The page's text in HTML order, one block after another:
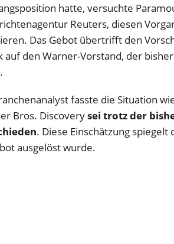
hatte, versuchte
Reuters, diesen
Das Gebot übertrifft den
auf den Warner-Vorstand, der
fasste die Situation
Bros. Discoverysei trotz der
. Diese Einschätzung
ausgelöst wurde.